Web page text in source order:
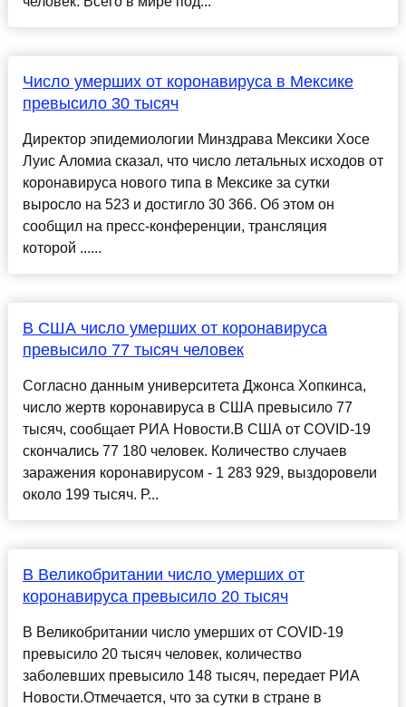
Число умерших от коронавируса в Мексике
превысило 30 тысяч
Директор эпидемиологии Минздрава Мексики Хосе
Луис Аломиа сказал, что число летальных исходов от
коронавируса нового типа в Мексике за сутки
выросло на 523 и достигло 30 366. Об этом он
сообщил на пресс-конференции, трансляция
которой ......
В США число умерших от коронавируса
превысило 77 тысяч человек
Согласно данным университета Джонса Хопкинса,
число жертв коронавируса в США превысило 77
тысяч, сообщает РИА Новости.В США от COVID-19
скончались 77 180 человек. Количество случаев
заражения коронавирусом - 1 283 929, выздоровели
около 199 тысяч. Р...
В Великобритании число умерших от
коронавируса превысило 20 тысяч
В Великобритании число умерших от COVID-19
превысило 20 тысяч человек, количество
заболевших превысило 148 тысяч, передает РИА
Новости.Отмечается, что за сутки в стране в